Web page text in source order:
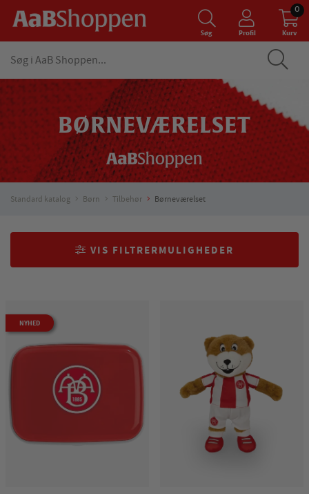
Søg Profil Kurv
0
BØRNEVÆRELSET
Standard katalog Børn Tilbehør Børneværelset
VIS FILTRERMULIGHEDER
NYHED